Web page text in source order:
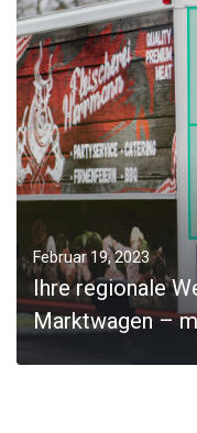
Februar 19, 2023
Ihre regionale
Marktwagen –